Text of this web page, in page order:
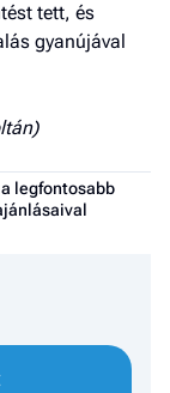
tett, és
gyanújával
legfontosabb